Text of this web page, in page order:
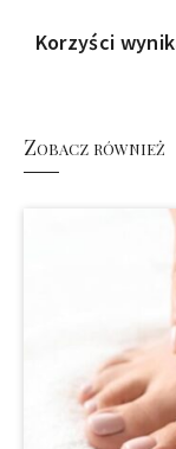
Korzyści
Zobacz również